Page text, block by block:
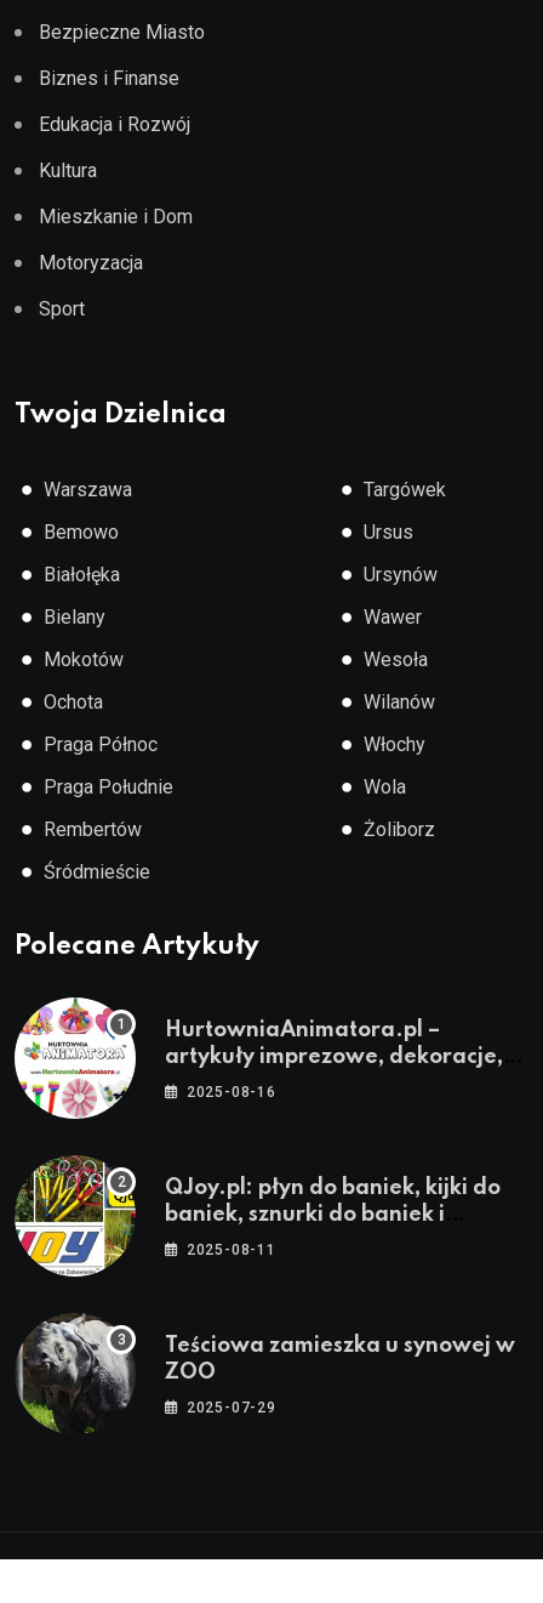
Bezpieczne Miasto
Biznes i Finanse
Edukacja i Rozwój
Kultura
Mieszkanie i Dom
Motoryzacja
Sport
Twoja Dzielnica
● Warszawa
● Bemowo
● Białołęka
● Bielany
● Mokotów
● Ochota
● Praga Północ
● Praga Południe
● Rembertów
● Śródmieście
● Targówek
● Ursus
● Ursynów
● Wawer
● Wesoła
● Wilanów
● Włochy
● Wola
● Żoliborz
Polecane Artykuły
HurtowniaAnimatora.pl –
artykuły imprezowe, dekoracje,
stroje i akcesoria dla animatorów
2025-08-16
QJoy.pl: płyn do baniek, kijki do
baniek, sznurki do baniek i
zestawy do baniek
2025-08-11
Teściowa zamieszka u synowej w
ZOO
2025-07-29